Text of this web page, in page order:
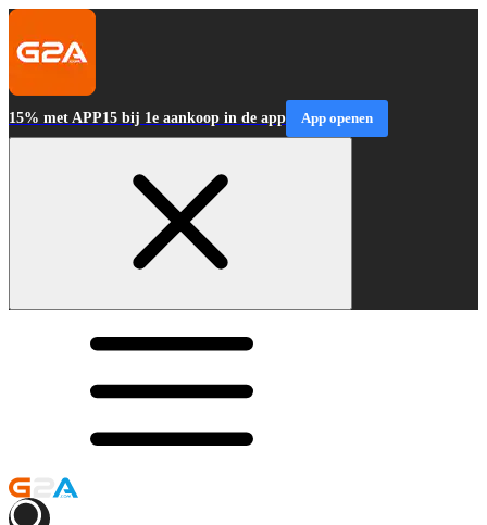
15% met APP15 bij 1e aankoop in de app App openen